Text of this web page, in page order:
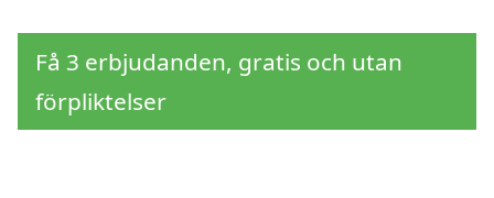
Få 3 erbjudanden, gratis och utan
förpliktelser